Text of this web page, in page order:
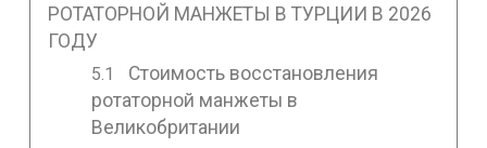
РОТАТОРНОЙ МАНЖЕТЫ В ТУРЦИИ В 2026
ГОДУ
Стоимость восстановления
ротаторной манжеты в
Великобритании